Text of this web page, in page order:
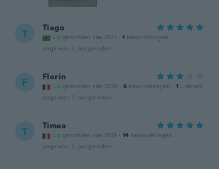
T Tiago
Lid geworden van 2021 · 1 beoordelingen
ongeveer 5 jaar geleden
F Florin
Lid geworden van 2020 · 8 beoordelingen · 1 uploads
ongeveer 5 jaar geleden
T Timea
Lid geworden van 2018 · 14 beoordelingen
ongeveer 5 jaar geleden